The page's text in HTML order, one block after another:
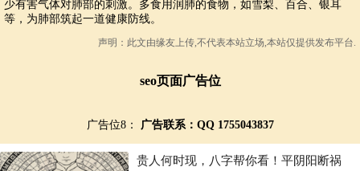
少有害气体对肺部的刺激。多食用润肺的食物，如雪梨、百合、银耳
等，为肺部筑起一道健康防线。
声明：此文由缘友 上传,不代表本站立场,本站仅提供发布平台.
seo页面广告位
广告位8： 广告联系：QQ 1755043837
贵人何时现，八字帮你看！平阴阳断祸